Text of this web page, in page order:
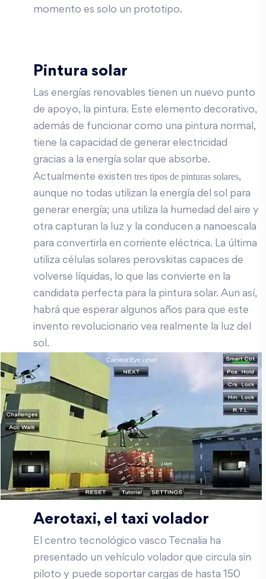
momento es solo un prototipo.
Pintura solar
Las energías renovables tienen un nuevo punto
de apoyo, la pintura. Este elemento decorativo,
además de funcionar como una pintura normal,
tiene la capacidad de generar electricidad
gracias a la energía solar que absorbe.
Actualmente existen tres tipos de pinturas solares,
aunque no todas utilizan la energía del sol para
generar energía; una utiliza la humedad del aire y
otra capturan la luz y la conducen a nanoescala
para convertirla en corriente eléctrica. La última
utiliza células solares perovskitas capaces de
volverse líquidas, lo que las convierte en la
candidata perfecta para la pintura solar. Aun así,
habrá que esperar algunos años para que este
invento revolucionario vea realmente la luz del
sol.
Aerotaxi, el taxi volador
El centro tecnológico vasco Tecnalia ha
presentado un vehículo volador que circula sin
piloto y puede soportar cargas de hasta 150